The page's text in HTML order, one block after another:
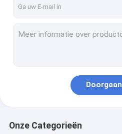
Doorgaan
Onze Categorieën